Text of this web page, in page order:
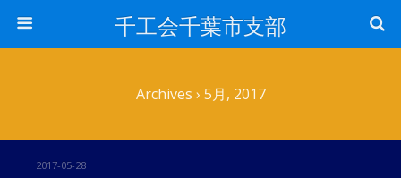
千工会千葉市支部
Archives › 5月, 2017
2017-05-28